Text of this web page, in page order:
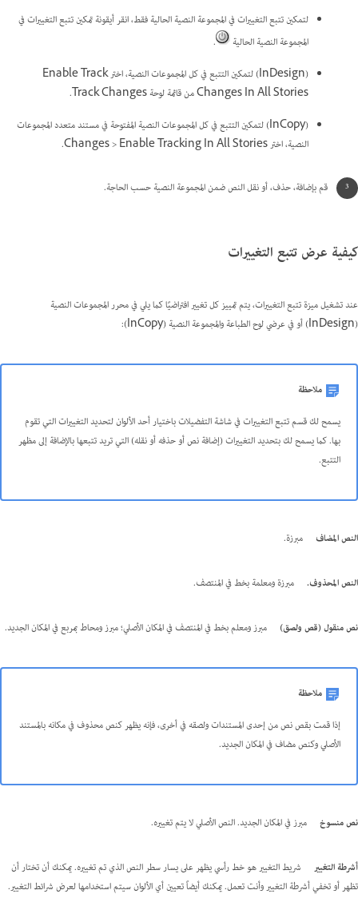
لتمكين تتبع التغييرات في المجموعة النصية الحالية فقط، انقر أيقونة تمكين تتبع التغييرات في
المجموعة النصية الحالية
.
(InDesign) لتمكين التتبع في كل المجموعات النصية، اختر Enable Track
Changes In All Stories من قائمة لوحة Track Changes.
(InCopy) لتمكين التتبع في كل المجموعات النصية المفتوحة في مستند متعدد المجموعات
النصية، اختر Changes > Enable Tracking In All Stories.
قم بإضافة، حذف، أو نقل النص ضمن المجموعة النصية حسب الحاجة.
كيفية عرض تتبع التغييرات
عند تشغيل ميزة تتبع التغييرات، يتم تمييز كل تغيير افتراضيًا كما يلي في محرر المجموعات النصية
(InDesign) أو في عرضي لوح الطباعة والمجموعة النصية (InCopy):
ملاحظة
يسمح لك قسم تتبع التغييرات في شاشة التفضيلات باختيار أحد الألوان لتحديد التغييرات التي تقوم
بها. كما يسمح لك بتحديد التغييرات (إضافة نص أو حذفه أو نقله) التي تريد تتبعها بالإضافة إلى مظهر
التتبع.
النص المضاف مبرزة.
النص المحذوف. مبرزة ومعلمة بخط في المنتصف.
نص منقول (قص ولصق) مبرز ومعلم بخط في المنتصف في المكان الأصلي؛ مبرز ومحاط بمربع في المكان الجديد.
ملاحظة
إذا قمت بقص نص من إحدى المستندات ولصقه في أخرى، فإنه يظهر كنص محذوف في مكانه بالمستند
الأصلي وكنص مضاف في المكان الجديد.
نص منسوخ مبرز في المكان الجديد. النص الأصلي لا يتم تغييره.
أشرطة التغيير
شريط التغيير هو خط رأسي يظهر على يسار سطر النص الذي تم تغييره. يمكنك أن تختار أن
تظهر أو تخفي أشرطة التغيير وأنت تعمل. يمكنك أيضاً تعيين أي الألوان سيتم استخدامها لعرض شرائط التغيير.